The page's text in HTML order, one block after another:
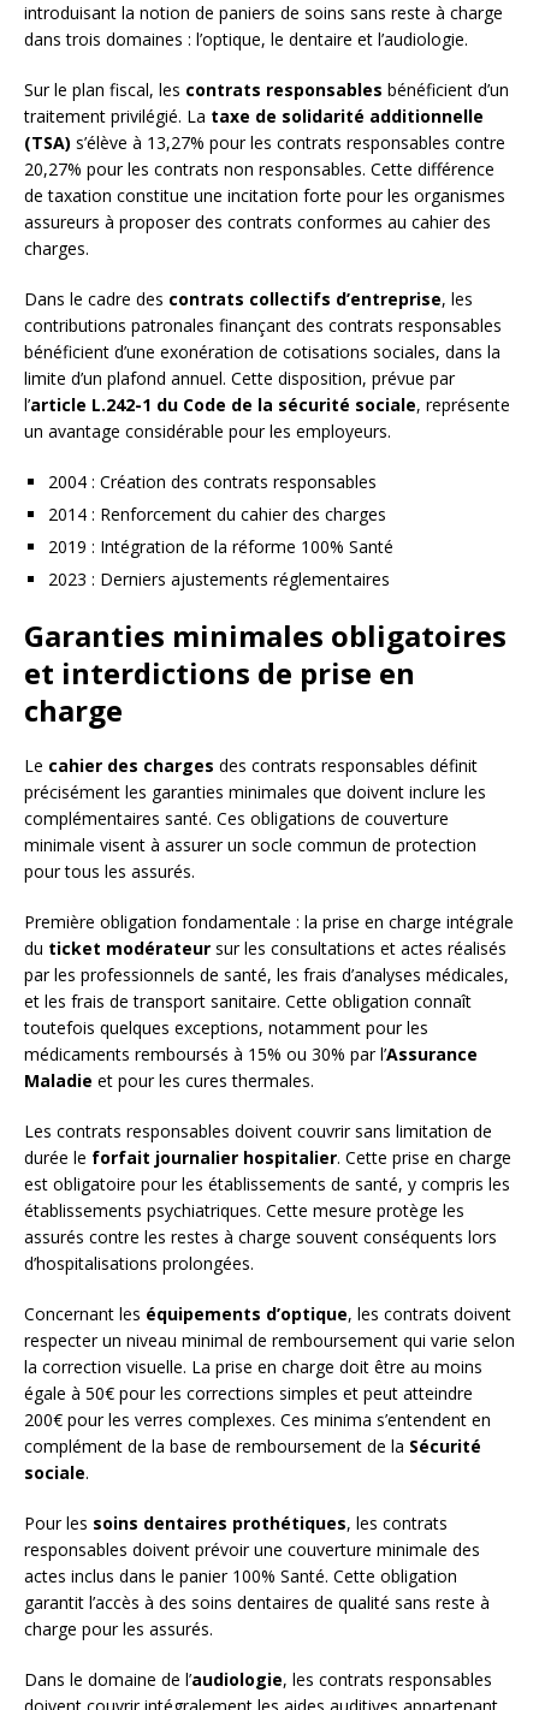
introduisant la notion de paniers de soins sans reste à charge
dans trois domaines : l’optique, le dentaire et l’audiologie.
Sur le plan fiscal, les contrats responsables bénéficient d’un
traitement privilégié. La taxe de solidarité additionnelle
(TSA) s’élève à 13,27% pour les contrats responsables contre
20,27% pour les contrats non responsables. Cette différence
de taxation constitue une incitation forte pour les organismes
assureurs à proposer des contrats conformes au cahier des
charges.
Dans le cadre des contrats collectifs d’entreprise, les
contributions patronales finançant des contrats responsables
bénéficient d’une exonération de cotisations sociales, dans la
limite d’un plafond annuel. Cette disposition, prévue par
l’article L.242-1 du Code de la sécurité sociale, représente
un avantage considérable pour les employeurs.
2004 : Création des contrats responsables
2014 : Renforcement du cahier des charges
2019 : Intégration de la réforme 100% Santé
2023 : Derniers ajustements réglementaires
Garanties minimales obligatoires
et interdictions de prise en
charge
Le cahier des charges des contrats responsables définit
précisément les garanties minimales que doivent inclure les
complémentaires santé. Ces obligations de couverture
minimale visent à assurer un socle commun de protection
pour tous les assurés.
Première obligation fondamentale : la prise en charge intégrale
du ticket modérateur sur les consultations et actes réalisés
par les professionnels de santé, les frais d’analyses médicales,
et les frais de transport sanitaire. Cette obligation connaît
toutefois quelques exceptions, notamment pour les
médicaments remboursés à 15% ou 30% par l’Assurance
Maladie et pour les cures thermales.
Les contrats responsables doivent couvrir sans limitation de
durée le forfait journalier hospitalier. Cette prise en charge
est obligatoire pour les établissements de santé, y compris les
établissements psychiatriques. Cette mesure protège les
assurés contre les restes à charge souvent conséquents lors
d’hospitalisations prolongées.
Concernant les équipements d’optique, les contrats doivent
respecter un niveau minimal de remboursement qui varie selon
la correction visuelle. La prise en charge doit être au moins
égale à 50€ pour les corrections simples et peut atteindre
200€ pour les verres complexes. Ces minima s’entendent en
complément de la base de remboursement de la Sécurité
sociale.
Pour les soins dentaires prothétiques, les contrats
responsables doivent prévoir une couverture minimale des
actes inclus dans le panier 100% Santé. Cette obligation
garantit l’accès à des soins dentaires de qualité sans reste à
charge pour les assurés.
Dans le domaine de l’audiologie, les contrats responsables